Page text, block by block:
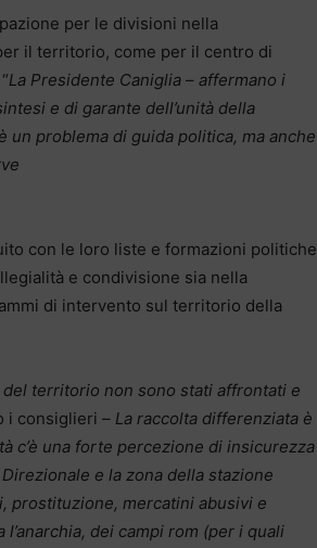
per le divisioni nella
il territorio, come per il centro di
La Presidente Caniglia – affermano i
e di garante dell’unità della
un problema di guida politica, ma anche
con le loro liste e formazioni politiche
e condivisione sia nella
di intervento sul territorio della
territorio non sono stati affrontati e
i consiglieri – La raccolta differenziata è
c’è una forte percezione di insicurezza
e la zona della stazione
prostituzione, mercatini abusivi e
dei campi rom (per i quali